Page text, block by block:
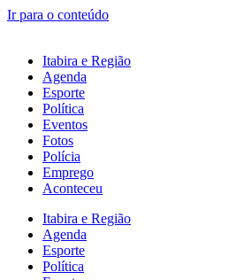
Ir para o conteúdo
Itabira e Região
Agenda
Esporte
Política
Eventos
Fotos
Polícia
Emprego
Aconteceu
Itabira e Região
Agenda
Esporte
Política